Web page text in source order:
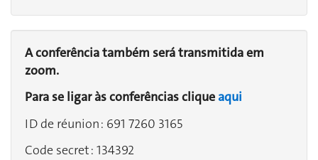
A conferência também será transmitida em
zoom.
Para se ligar às conferências cliqueaqui
ID de réunion : 691 7260 3165
Code secret : 134392